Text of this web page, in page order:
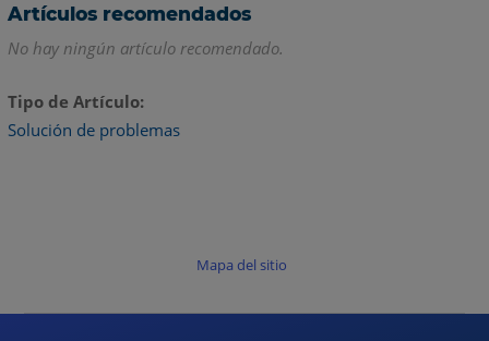
Artículos recomendados
No hay ningún artículo recomendado.
Tipo de Artículo
Solución de problemas
Mapa del sitio